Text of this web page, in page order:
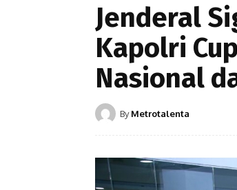
Jenderal
Kapolri
Nasional
By Metrotalenta